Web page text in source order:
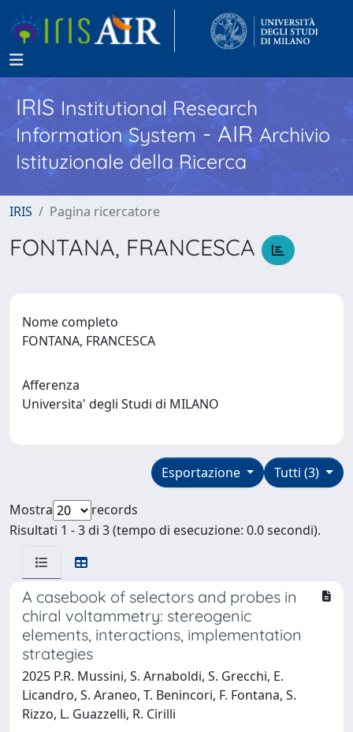
IRISInstitutional Research
Information System - AIR Archivio
Istituzionale della Ricerca
IRIS Pagina ricercatore
FONTANA, FRANCESCA
Nome completo
FONTANA, FRANCESCA
Afferenza
Universita' degli Studi di MILANO
Tutti (3)
Esportazione
Mostra
records
Risultati 1 - 3 di 3 (tempo di esecuzione: 0.0 secondi).
A casebook of selectors and probes in
chiral voltammetry: stereogenic
elements, interactions, implementation
strategies
2025 P.R. Mussini, S. Arnaboldi, S. Grecchi, E.
Licandro, S. Araneo, T. Benincori, F. Fontana, S.
Rizzo, L. Guazzelli, R. Cirilli